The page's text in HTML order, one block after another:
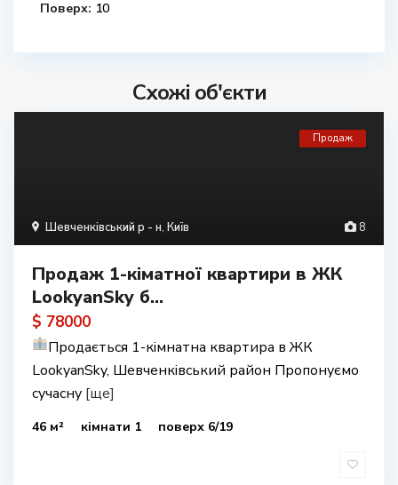
Поверх: 10
Схожі об'єкти
8
Шевченківський р - н, Київ
Продаж
Продаж 1-кіматної квартири в ЖК
LookyanSky б...
$ 78000
Продається 1-кімнатна квартира в ЖК
LookyanSky, Шевченківський район Пропонуємо
сучасну [ще]
46 м² кімнати 1 поверх 6/19